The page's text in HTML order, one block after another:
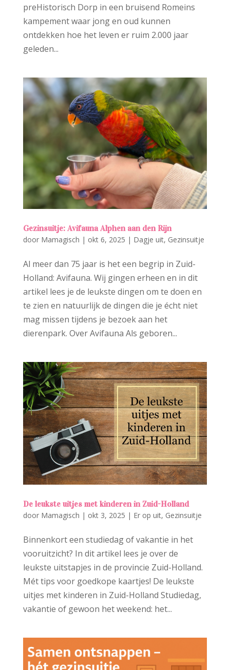
preHistorisch Dorp in een bruisend Romeins
kampement waar jong en oud kunnen
ontdekken hoe het leven er ruim 2.000 jaar
geleden...
Gezinsuitje: Avifauna Alphen aan den Rijn
door Mamagisch | okt 6, 2025 | Dagje uit, Gezinsuitje
Al meer dan 75 jaar is het een begrip in Zuid-
Holland: Avifauna. Wij gingen erheen en in dit
artikel lees je de leukste dingen om te doen en
te zien en natuurlijk de dingen die je écht niet
mag missen tijdens je bezoek aan het
dierenpark. Over Avifauna Als geboren...
De leukste uitjes met kinderen in Zuid-Holland
door Mamagisch | okt 3, 2025 | Er op uit, Gezinsuitje
Binnenkort een studiedag of vakantie in het
vooruitzicht? In dit artikel lees je over de
leukste uitstapjes in de provincie Zuid-Holland.
Mét tips voor goedkope kaartjes! De leukste
uitjes met kinderen in Zuid-Holland Studiedag,
vakantie of gewoon het weekend: het...